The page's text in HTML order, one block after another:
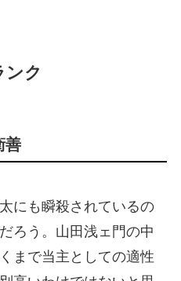
ンク
善
にも瞬殺されているの
ろう。山田浅ェ門の中
まで当主としての適性